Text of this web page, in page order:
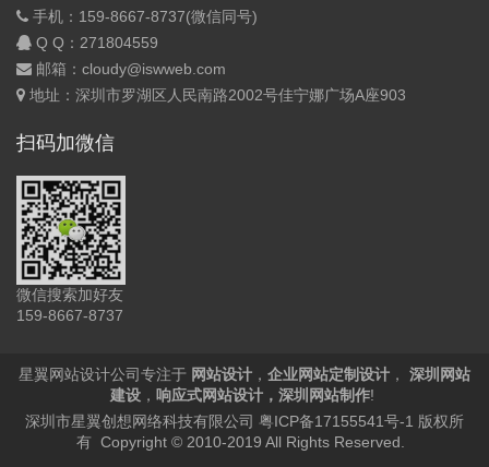
手机：159-8667-8737(微信同号)
Q Q： 271804559
邮箱：cloudy@iswweb.com
地址：深圳市罗湖区人民南路2002号佳宁娜广场A座903
扫码加微信
微信搜索加好友
159-8667-8737
星翼网站设计公司专注于 网站设计 ， 企业网站定制设计 ，
深圳网站
建设 ， 响应式网站设计 ， 深圳网站制作!
深圳市星翼创想网络科技有限公司 粤ICP备17155541号-1 版权所
有 Copyright © 2010-2019 All Rights Reserved.